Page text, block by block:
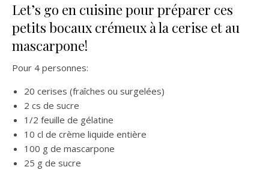
Let’s go en cuisine pour préparer ces
petits bocaux crémeux à la cerise et au
mascarpone!
Pour 4 personnes:
20 cerises (fraîches ou surgelées)
2 cs de sucre
1/2 feuille de gélatine
10 cl de crème liquide entière
100 g de mascarpone
25 g de sucre